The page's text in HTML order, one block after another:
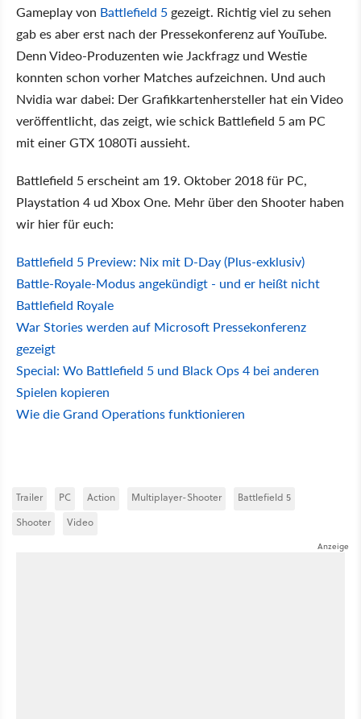
Gameplay von Battlefield 5 gezeigt. Richtig viel zu sehen
gab es aber erst nach der Pressekonferenz auf YouTube.
Denn Video-Produzenten wie Jackfragz und Westie
konnten schon vorher Matches aufzeichnen. Und auch
Nvidia war dabei: Der Grafikkartenhersteller hat ein Video
veröffentlicht, das zeigt, wie schick Battlefield 5 am PC
mit einer GTX 1080Ti aussieht.
Battlefield 5 erscheint am 19. Oktober 2018 für PC,
Playstation 4 ud Xbox One. Mehr über den Shooter haben
wir hier für euch:
Battlefield 5 Preview: Nix mit D-Day (Plus-exklusiv)
Battle-Royale-Modus angekündigt - und er heißt nicht
Battlefield Royale
War Stories werden auf Microsoft Pressekonferenz
gezeigt
Special: Wo Battlefield 5 und Black Ops 4 bei anderen
Spielen kopieren
Wie die Grand Operations funktionieren
Trailer PC Action Multiplayer-Shooter
Battlefield 5
Shooter
Video